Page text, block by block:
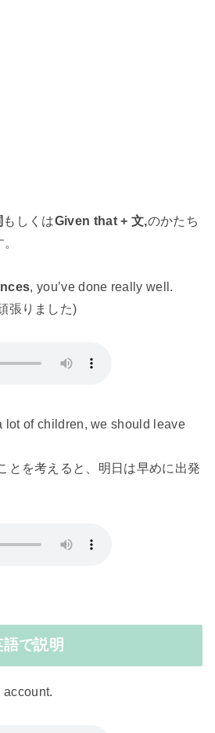
もしくはGiven that + 文,のかたち
, you’ve done really well.
張りました)
lot of children, we should leave
とを考えると、明日は早めに出発
で説明